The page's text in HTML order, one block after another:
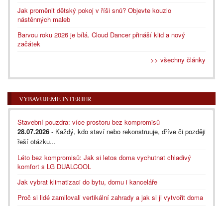
Jak proměnit dětský pokoj v říši snů? Objevte kouzlo
nástěnných maleb
Barvou roku 2026 je bílá. Cloud Dancer přináší klid a nový
začátek
>> všechny články
VYBAVUJEME INTERIÉR
Stavební pouzdra: více prostoru bez kompromisů
28.07.2026 - Každý, kdo staví nebo rekonstruuje, dříve či později
řeší otázku...
Léto bez kompromisů: Jak si letos doma vychutnat chladivý
komfort s LG DUALCOOL
Jak vybrat klimatizaci do bytu, domu i kanceláře
Proč si lidé zamilovali vertikální zahrady a jak si ji vytvořit doma